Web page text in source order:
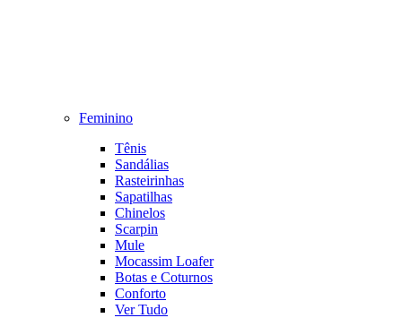
Feminino
Tênis
Sandálias
Rasteirinhas
Sapatilhas
Chinelos
Scarpin
Mule
Mocassim Loafer
Botas e Coturnos
Conforto
Ver Tudo